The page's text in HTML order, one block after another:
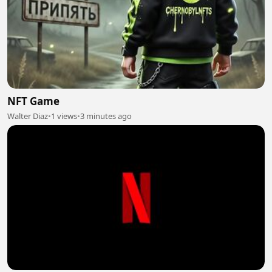
NFT Game
Walter Diaz•1 views•3 minutes ago